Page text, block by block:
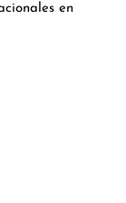
en